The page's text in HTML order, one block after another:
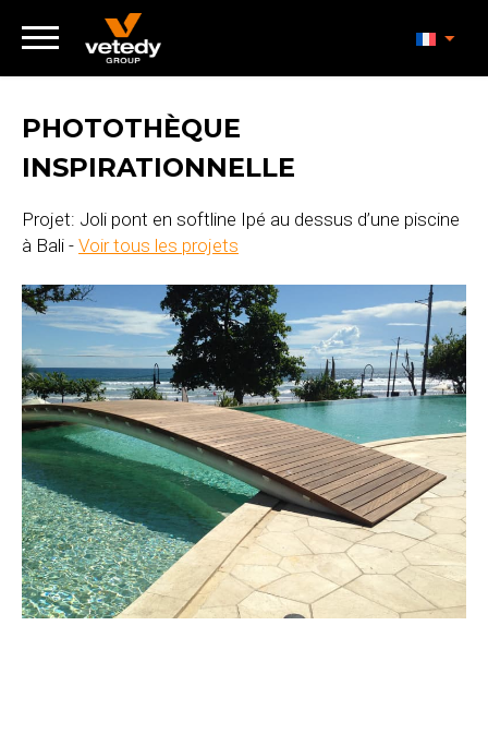
PHOTOTHÈQUE
INSPIRATIONNELLE
Projet: Joli pont en softline Ipé au dessus d’une piscine
à Bali - Voir tous les projets